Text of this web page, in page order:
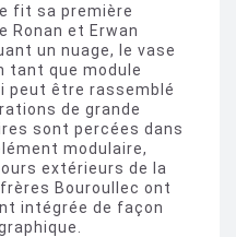
fit sa première
Ronan et Erwan
un nuage, le vase
tant que module
peut être rassemblé
de grande
sont percées dans
modulaire,
extérieurs de la
Bouroullec ont
intégrée de façon